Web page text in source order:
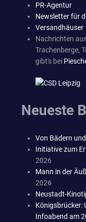
PR-Agentur
Newsletter für
Versandhäuser
Nachrichten
Trachenberge,
gibt's bei
Neueste
Von Bädern
Initiative zum
2026
Mann in der
2026
Neustadt-
Königsbrücker:
Infoabend am